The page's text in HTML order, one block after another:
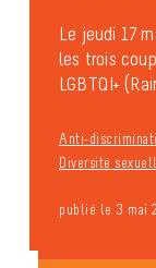
Le jeudi 17
les trois
LGBTQI+
Anti-
Diversité
publié le 3 mai